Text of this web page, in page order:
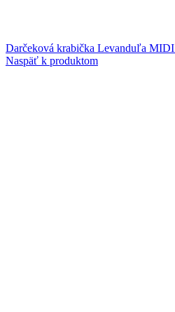
Darčeková krabička Levanduľa MIDI
Naspäť k produktom